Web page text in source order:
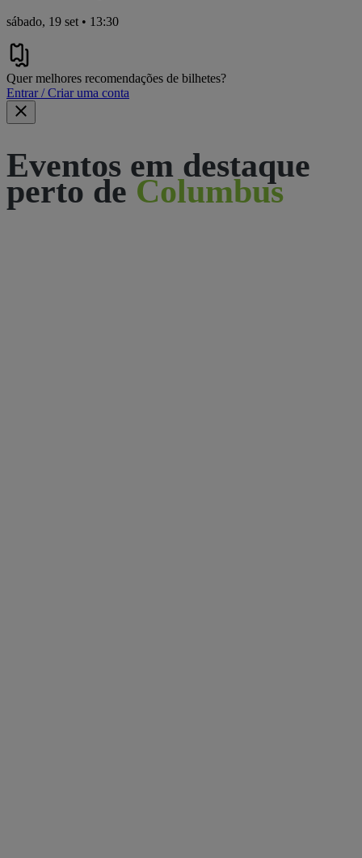
sábado, 19 set • 13:30
Quer melhores recomendações de bilhetes?
Entrar / Criar uma conta
Eventos em destaque
perto de Columbus